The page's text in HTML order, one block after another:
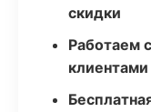
скидки
Работаем
клиентами